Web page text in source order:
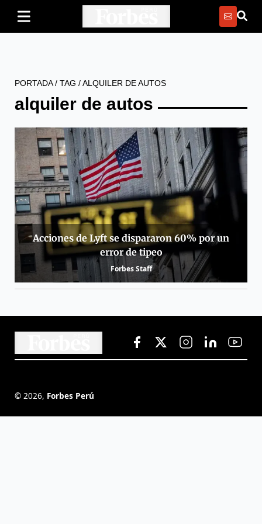
PORTADA/ TAG /ALQUILER DE AUTOS
alquiler de autos
Acciones de Lyft se dispararon 60% por un
error de tipeo
Forbes Staff
© 2026, Forbes Perú